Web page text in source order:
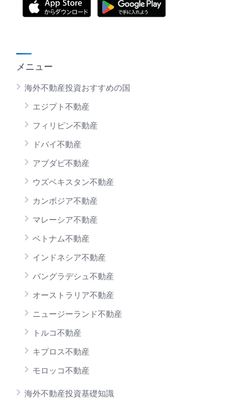
メニュー
海外不動産投資おすすめの国
エジプト不動産
フィリピン不動産
ドバイ不動産
アブダビ不動産
ウズベキスタン不動産
カンボジア不動産
マレーシア不動産
ベトナム不動産
インドネシア不動産
バングラデシュ不動産
オーストラリア不動産
ニュージーランド不動産
トルコ不動産
キプロス不動産
モロッコ不動産
海外不動産投資基礎知識